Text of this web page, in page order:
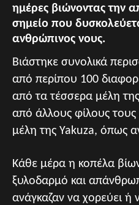
ημέρες βιώνοντας την
σημείο που
ανθρώπινος νους.
Βιάστηκε συνολικά
από περίπου 100
από τα τέσσερα μέλη
από άλλους φίλους
μέλη της Yakuza, όπως
Κάθε μέρα η κοπέλα
ξυλοδαρμό και
ανάγκαζαν να χορεύει ή